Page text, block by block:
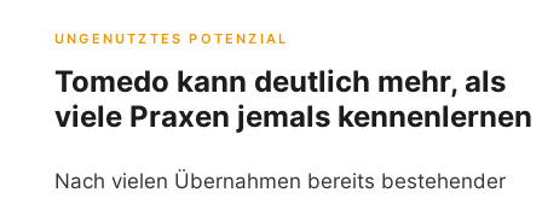
UNGENUTZTES POTENZIAL
Tomedo kann deutlich mehr, als
viele Praxen jemals kennenlernen
Nach vielen Übernahmen bereits bestehender